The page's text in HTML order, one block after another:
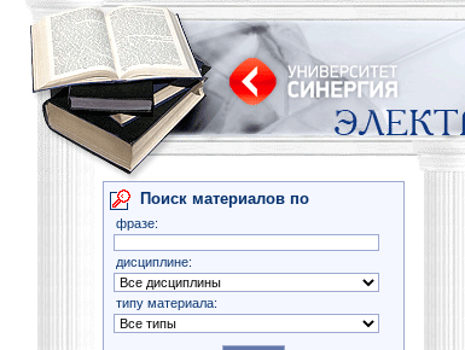
Поиск материалов по
фразе:
дисциплине:
типу материала: